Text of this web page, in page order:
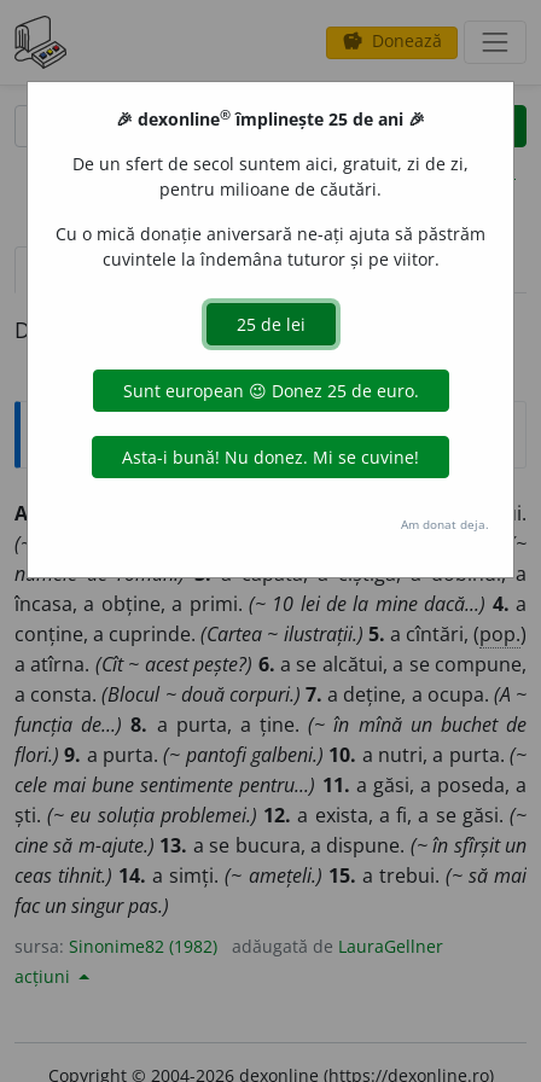
savings Donează
clear
opțiuni
definiții (1) pronunțievolume_up (50)
Definiția cu ID-ul 969850:
Sinonime
AVE
) a posesui.
(~ un bun material.)
(~
numele de roman.) 3.a căpăta, a cîștiga, a dobîndi, a
încasa, a obține, a primi. (~ 10 lei de la mine dacă...) 4. a
conține, a cuprinde.(Cartea ~ ilustrații.) 5. a cîntări, (pop.)
a atîrna. (Cît ~ acest pește?) 6. a se alcătui, a se compune,
a consta.(Blocul ~ două corpuri.) 7. a deține, a ocupa. (A ~
funcția de...) 8. a purta, a ține.(~ în mînă un buchet de
flori.) 9. a purta.(~ pantofi galbeni.) 10. a nutri, a purta.(~
cele mai bune sentimente pentru...) 11. a găsi, a poseda, a
ști.(~ eu soluția problemei.) 12. a exista, a fi, a se găsi.(~
cine să m-ajute.) 13. a se bucura, a dispune. (~ în sfîrșit un
ceas tihnit.) 14. a simți.(~ amețeli.) 15. a trebui. (~ să mai
fac un singur pas.)
sursa: Sinonime82 (1982) adăugată de LauraGellner
acțiuni
Copyright © 2004-2026 dexonline (https://dexonline.ro)
🎉 dexonline® împlinește 25 de ani 🎉
De un sfert de secol suntem aici, gratuit, zi de zi,
pentru milioane de căutări.
Cu o mică donație aniversară ne-ați ajuta să păstrăm
cuvintele la îndemâna tuturor și pe viitor.
Am donat deja.